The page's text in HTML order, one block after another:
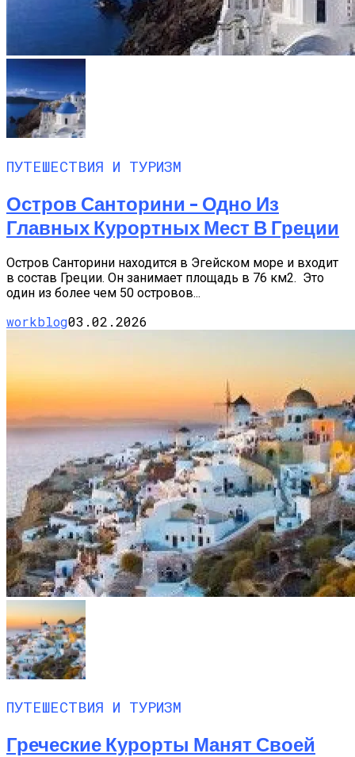
ПУТЕШЕСТВИЯ И ТУРИЗМ
Остров Санторини – Одно Из
Главных Курортных Мест В Греции
Остров Санторини находится в Эгейском море и входит
в состав Греции. Он занимает площадь в 76 км2. Это
один из более чем 50 островов...
workblog03.02.2026
ПУТЕШЕСТВИЯ И ТУРИЗМ
Греческие Курорты Манят Своей